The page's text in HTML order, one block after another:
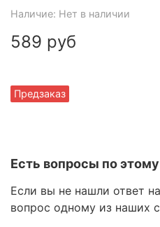
Наличие: Нет в наличии
Предзаказ
589 руб
Есть вопросы по
Если вы не нашли ответ
вопрос одному из наших